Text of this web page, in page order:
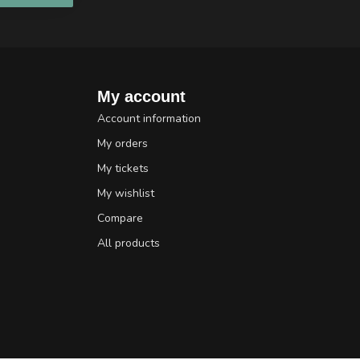
My account
Account information
My orders
My tickets
My wishlist
Compare
All products